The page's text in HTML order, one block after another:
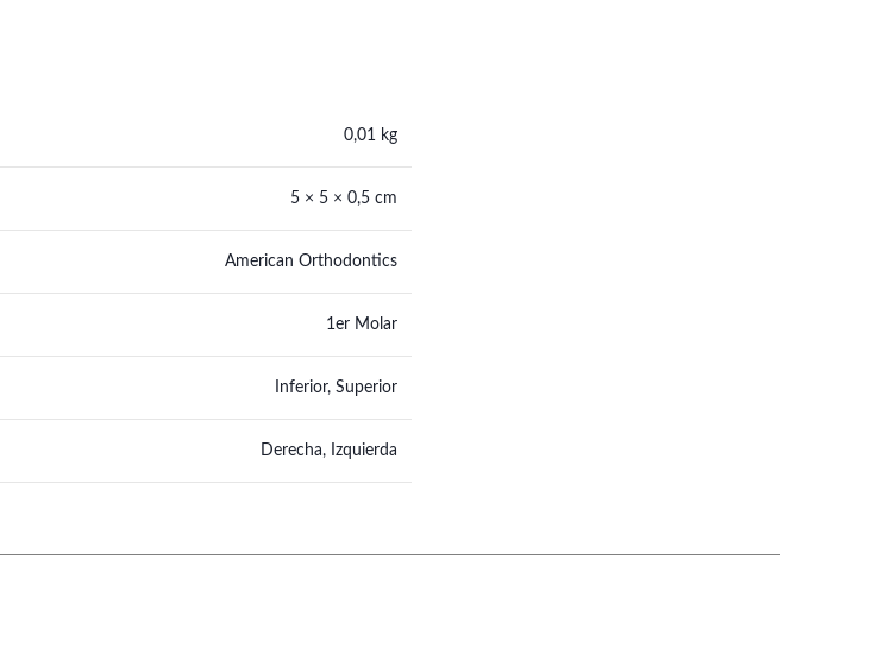
0,01 kg
5 × 5 × 0,5 cm
American Orthodontics
1er Molar
Inferior, Superior
Derecha, Izquierda